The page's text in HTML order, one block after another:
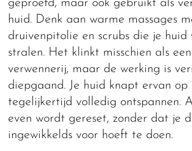
geproefd, maar ook gebruikt als
huid. Denk aan warme massages
druivenpitolie en scrubs die je huid
stralen. Het klinkt misschien als
verwennerij, maar de werking is
diepgaand. Je huid knapt ervan op
tegelijkertijd volledig ontspannen.
even wordt gereset, zonder dat je
ingewikkelds voor hoeft te doen.